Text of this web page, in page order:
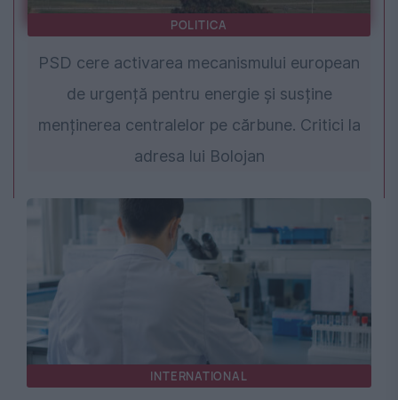
POLITICA
PSD cere activarea mecanismului european
de urgență pentru energie și susține
menținerea centralelor pe cărbune. Critici la
adresa lui Bolojan
INTERNATIONAL